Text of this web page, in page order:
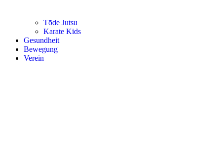
Tōde Jutsu
Kara­te Kids
Gesund­heit
Bewe­gung
Ver­ein